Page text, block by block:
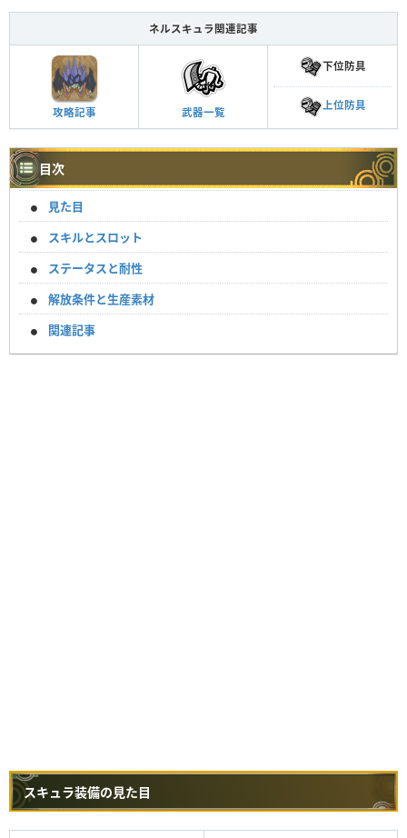
ネルスキュラ関連記事
攻略記事 武器一覧
下位防具
上位防具
目次
見た目
スキルとスロット
ステータスと耐性
解放条件と生産素材
関連記事
スキュラ装備の見た目